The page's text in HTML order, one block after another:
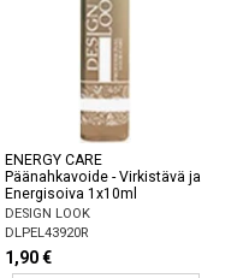
ENERGY CARE
Päänahkavoide - Virkistävä ja
Energisoiva 1x10ml
DESIGN LOOK
DLPEL43920R
1,90 €